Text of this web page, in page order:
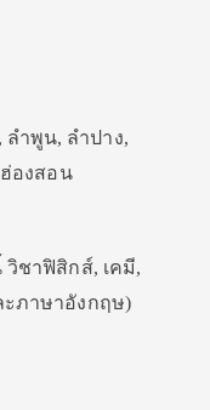
ำพูน, ลำปาง,
องสอน
วิชาฟิสิกส์, เคมี,
ภาษาอังกฤษ)